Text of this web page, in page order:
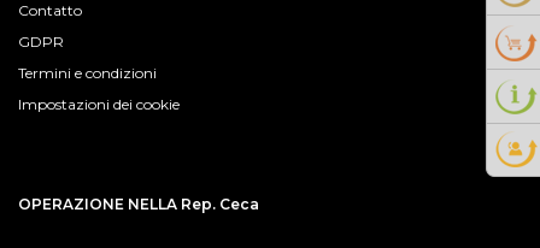
Contatto
GDPR
Termini e condizioni
Impostazioni dei cookie
OPERAZIONE NELLA Rep. Ceca